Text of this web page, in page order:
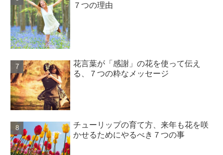
７つの理由
花言葉が「感謝」の花を使って伝え
る、７つの粋なメッセージ
チューリップの育て方、来年も花を咲
かせるためにやるべき７つの事